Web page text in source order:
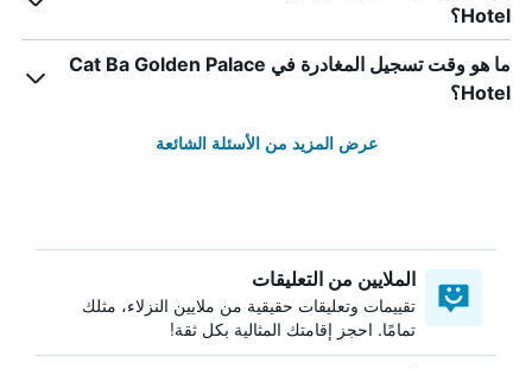
Hotel؟
ما هو وقت تسجيل المغادرة في Cat Ba Golden Palace
Hotel؟
عرض المزيد من الأسئلة الشائعة
الملايين من التعليقات
تقييمات وتعليقات حقيقية من ملايين النزلاء، مثلك
تمامًا. احجز إقامتك المثالية بكل ثقة!